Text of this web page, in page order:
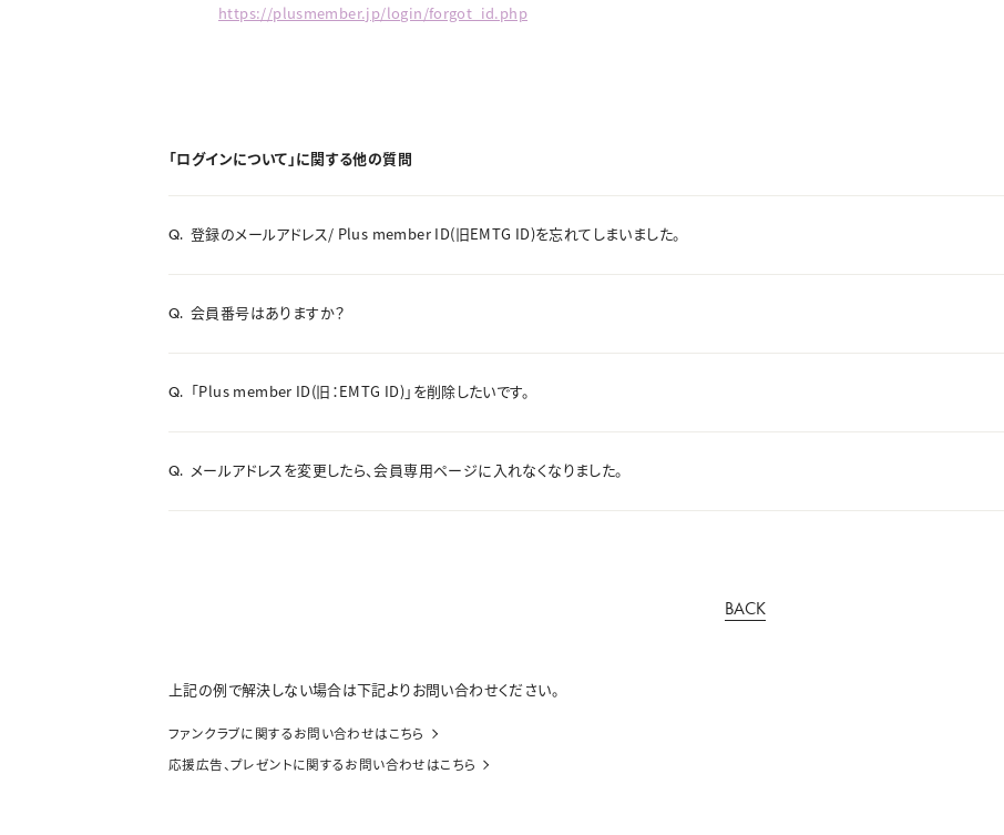
https://plusmember.jp/login/forgot_id.php
「ログインについて」に関する他の質問
Q. 登録のメールアドレス/ Plus member ID(旧EMTG ID)を忘れてしまいました。
Q. 会員番号はありますか？
Q. 「Plus member ID(旧：EMTG ID)」を削除したいです。
Q. メールアドレスを変更したら、会員専用ページに入れなくなりました。
BACK
上記の例で解決しない場合は下記よりお問い合わせください。
ファンクラブに関するお問い合わせはこちら
応援広告、プレゼントに関するお問い合わせはこちら